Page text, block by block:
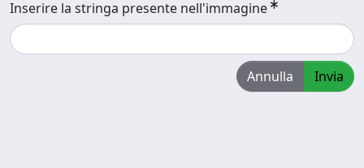
Inserire la stringa presente nell'immagine
Annulla Invia